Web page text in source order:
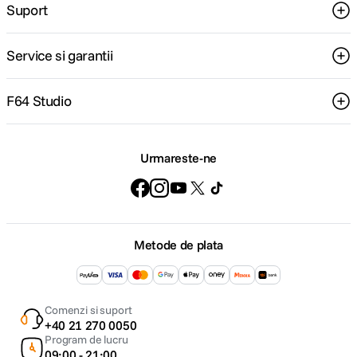
Suport
Service si garantii
F64 Studio
Urmareste-ne
Metode de plata
Comenzi si suport
+40 21 270 0050
Program de lucru